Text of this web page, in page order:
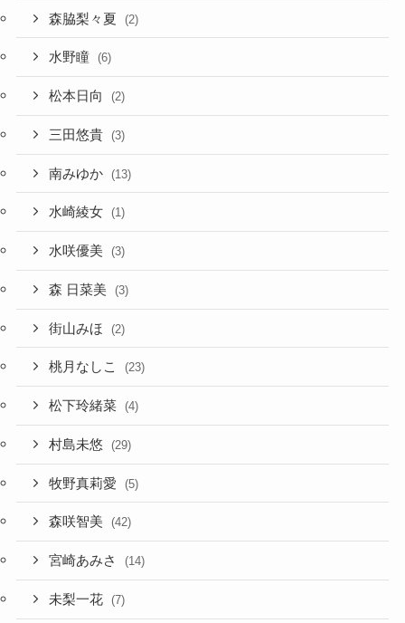
森脇梨々夏 (2)
水野瞳 (6)
松本日向 (2)
三田悠貴 (3)
南みゆか (13)
水崎綾女 (1)
水咲優美 (3)
森 日菜美 (3)
街山みほ (2)
桃月なしこ (23)
松下玲緒菜 (4)
村島未悠 (29)
牧野真莉愛 (5)
森咲智美 (42)
宮崎あみさ (14)
未梨一花 (7)